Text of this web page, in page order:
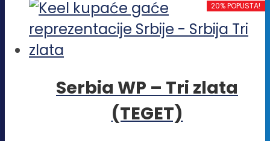
20% POPUSTA!
Serbia WP – Tri zlata
(TEGET)